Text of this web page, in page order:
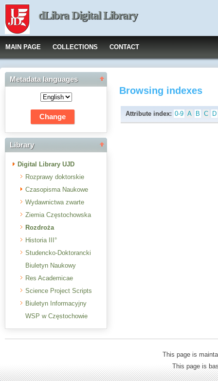
dLibra Digital Library
MAIN PAGE COLLECTIONS CONTACT
Metadata languages
Library
Digital Library UJD
Rozprawy doktorskie
Czasopisma Naukowe
Wydawnictwa zwarte
Ziemia Częstochowska
Rozdroża
Historia III°
Studencko-Doktorancki
Biuletyn Naukowy
Res Academicae
Science Project Scripts
Biuletyn Informacyjny
WSP w Częstochowie
Browsing indexes
Attribute index: 0-9 A B C D
This page is
This page is